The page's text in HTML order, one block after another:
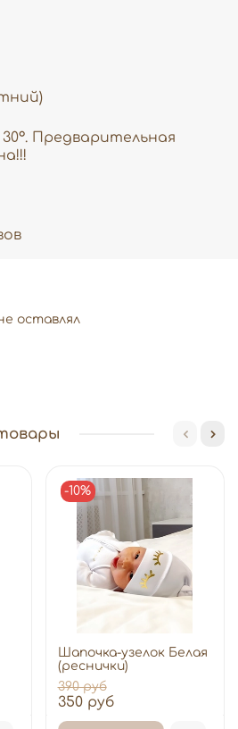
Предварительная
оставлял
-10%
Шапочка-узелок Белая
(реснички)
390 руб
350 руб